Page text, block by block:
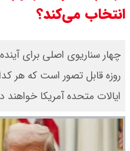
سنتی
دهد؟
بنزین
انتخاب می‌کند؟
روزه قابل تصور است که هر
ایالات متحده آمریکا